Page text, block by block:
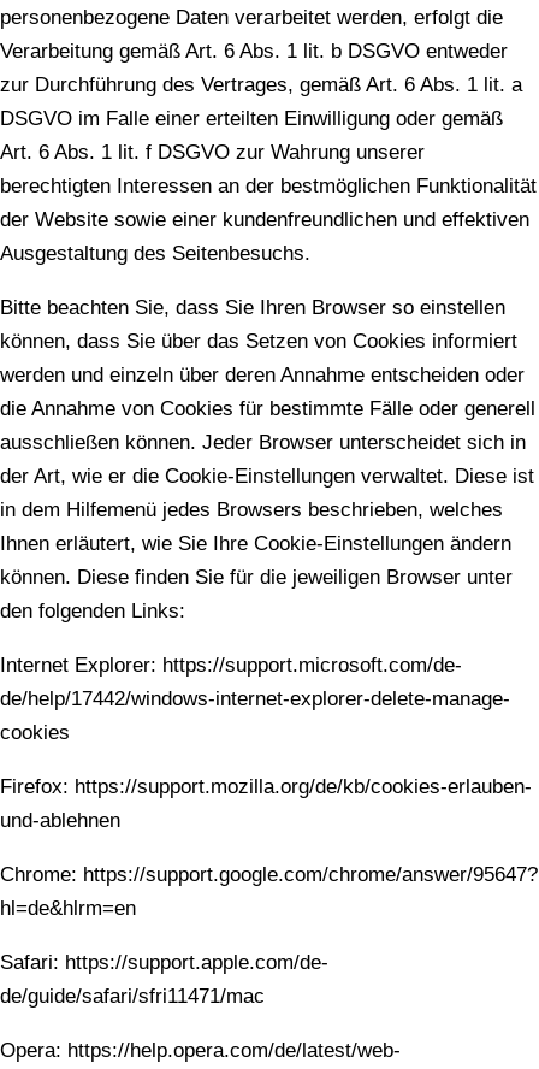
personenbezogene Daten verarbeitet werden, erfolgt die
Verarbeitung gemäß Art. 6 Abs. 1 lit. b DSGVO entweder
zur Durchführung des Vertrages, gemäß Art. 6 Abs. 1 lit. a
DSGVO im Falle einer erteilten Einwilligung oder gemäß
Art. 6 Abs. 1 lit. f DSGVO zur Wahrung unserer
berechtigten Interessen an der bestmöglichen Funktionalität
der Website sowie einer kundenfreundlichen und effektiven
Ausgestaltung des Seitenbesuchs.
Bitte beachten Sie, dass Sie Ihren Browser so einstellen
können, dass Sie über das Setzen von Cookies informiert
werden und einzeln über deren Annahme entscheiden oder
die Annahme von Cookies für bestimmte Fälle oder generell
ausschließen können. Jeder Browser unterscheidet sich in
der Art, wie er die Cookie-Einstellungen verwaltet. Diese ist
in dem Hilfemenü jedes Browsers beschrieben, welches
Ihnen erläutert, wie Sie Ihre Cookie-Einstellungen ändern
können. Diese finden Sie für die jeweiligen Browser unter
den folgenden Links:
Internet Explorer: https://support.microsoft.com/de-
de/help/17442/windows-internet-explorer-delete-manage-
cookies
Firefox: https://support.mozilla.org/de/kb/cookies-erlauben-
und-ablehnen
Chrome: https://support.google.com/chrome/answer/95647?
hl=de&hlrm=en
Safari: https://support.apple.com/de-
de/guide/safari/sfri11471/mac
Opera: https://help.opera.com/de/latest/web-